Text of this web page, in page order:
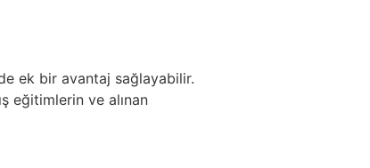
ek bir avantaj sağlayabilir.
eğitimlerin ve alınan